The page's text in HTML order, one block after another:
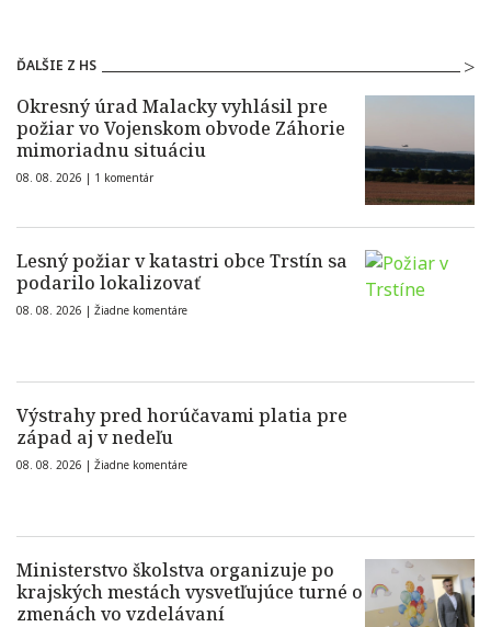
ĎALŠIE Z HS
Okresný úrad Malacky vyhlásil pre
požiar vo Vojenskom obvode Záhorie
mimoriadnu situáciu
08. 08. 2026 | 1 komentár
Lesný požiar v katastri obce Trstín sa
podarilo lokalizovať
08. 08. 2026 | Žiadne komentáre
Výstrahy pred horúčavami platia pre
západ aj v nedeľu
08. 08. 2026 | Žiadne komentáre
Ministerstvo školstva organizuje po
krajských mestách vysvetľujúce turné o
zmenách vo vzdelávaní